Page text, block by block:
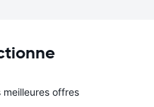
offres